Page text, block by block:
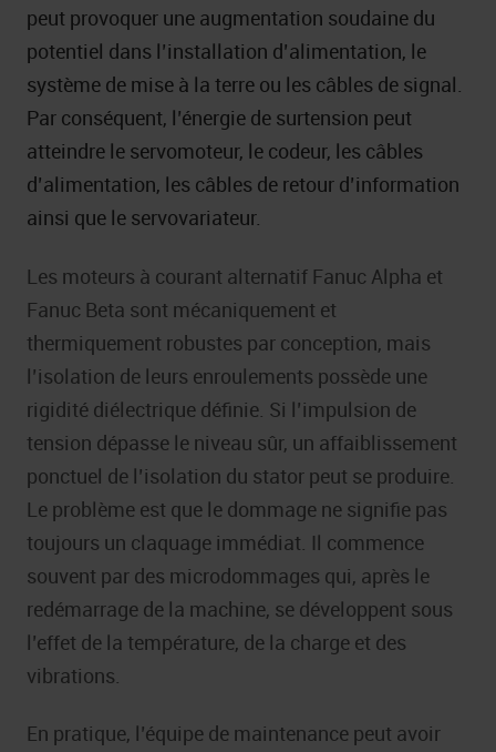
peut provoquer une augmentation soudaine du
potentiel dans l’installation d’alimentation, le
système de mise à la terre ou les câbles de signal.
Par conséquent, l’énergie de surtension peut
atteindre le servomoteur, le codeur, les câbles
d’alimentation, les câbles de retour d’information
ainsi que le servovariateur.
Les moteurs à courant alternatif Fanuc Alpha et
Fanuc Beta sont mécaniquement et
thermiquement robustes par conception, mais
l’isolation de leurs enroulements possède une
rigidité diélectrique définie. Si l’impulsion de
tension dépasse le niveau sûr, un affaiblissement
ponctuel de l’isolation du stator peut se produire.
Le problème est que le dommage ne signifie pas
toujours un claquage immédiat. Il commence
souvent par des microdommages qui, après le
redémarrage de la machine, se développent sous
l’effet de la température, de la charge et des
vibrations.
En pratique, l’équipe de maintenance peut avoir